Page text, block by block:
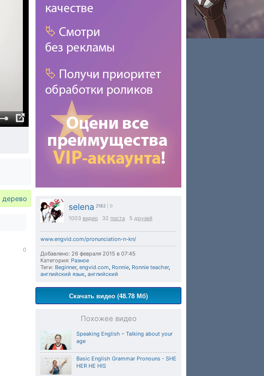
selena 2182 | 0
1003 видео 32 поста 5 друзей
www.engvid.com/pronunciation-n-kn/
Добавлено: 26 февраля 2015 в 07:45
Категория: Разное
Теги: Beginner, engvid.com, Ronnie, Ronnie teacher,
английский язык, английский
Скачать видео (48.78 Мб)
Похожее видео
Speaking English – Talking about your
age
Basic English Grammar Pronouns - SHE
HER HE HIS
дерево
0